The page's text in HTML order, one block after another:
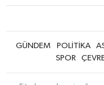
GÜNDEM POLİTİKA
SPOR